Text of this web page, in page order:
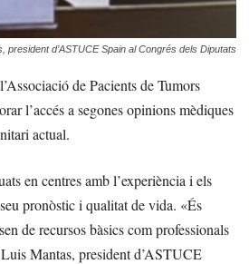
president d’ASTUCE Spain al Congrés dels Diputats
de Pacients de Tumors
l’accés a segones opinions mèdiques
actual.
en centres amb l’experiència i els
pronòstic i qualitat de vida. «És
de recursos bàsics com professionals
Mantas, president d’ASTUCE